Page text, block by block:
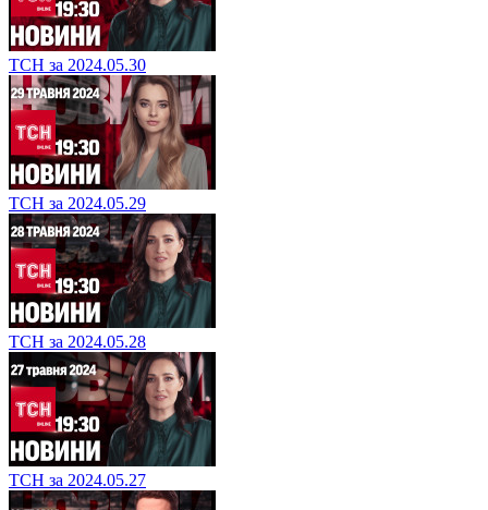
ТСН за 2024.05.30
ТСН за 2024.05.29
ТСН за 2024.05.28
ТСН за 2024.05.27